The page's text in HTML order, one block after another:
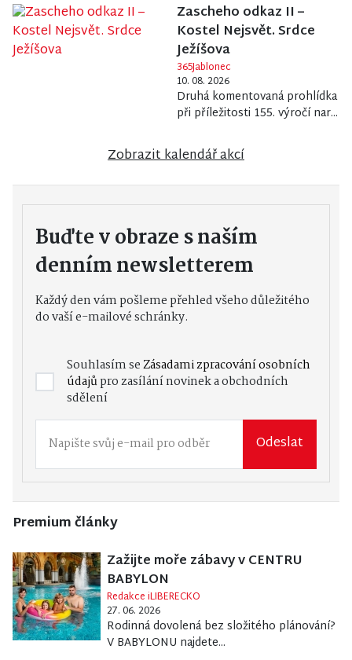
Zascheho odkaz II –
Kostel Nejsvět. Srdce
Ježíšova
365Jablonec
10. 08. 2026
Druhá komentovaná prohlídka
při příležitosti 155. výročí nar...
Zobrazit kalendář akcí
Buďte v obraze s naším
denním newsletterem
Každý den vám pošleme přehled všeho důležitého
do vaší e-mailové schránky.
Souhlasím seZásadami zpracování osobních
údajůpro zasílání novinek a obchodních
sdělení
Odeslat
Premium články
Zažijte moře zábavy v CENTRU
BABYLON
Redakce iLIBERECKO
27. 06. 2026
Rodinná dovolená bez složitého plánování?
V BABYLONU najdete...